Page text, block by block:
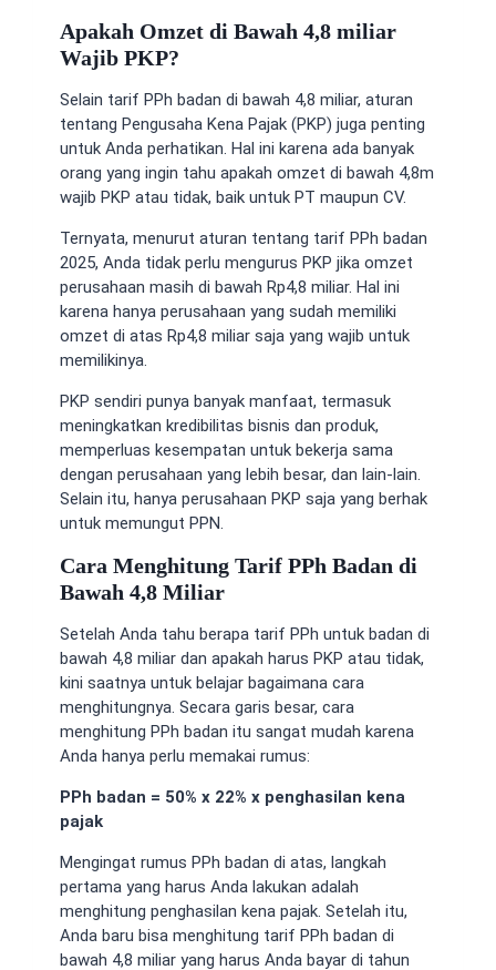
Apakah Omzet di Bawah 4,8 miliar
Wajib PKP?
Selain tarif PPh badan di bawah 4,8 miliar, aturan
tentang Pengusaha Kena Pajak (PKP) juga penting
untuk Anda perhatikan. Hal ini karena ada banyak
orang yang ingin tahu apakah omzet di bawah 4,8m
wajib PKP atau tidak, baik untuk PT maupun CV.
Ternyata, menurut aturan tentang tarif PPh badan
2025, Anda tidak perlu mengurus PKP jika omzet
perusahaan masih di bawah Rp4,8 miliar. Hal ini
karena hanya perusahaan yang sudah memiliki
omzet di atas Rp4,8 miliar saja yang wajib untuk
memilikinya.
PKP sendiri punya banyak manfaat, termasuk
meningkatkan kredibilitas bisnis dan produk,
memperluas kesempatan untuk bekerja sama
dengan perusahaan yang lebih besar, dan lain-lain.
Selain itu, hanya perusahaan PKP saja yang berhak
untuk memungut PPN.
Cara Menghitung Tarif PPh Badan di
Bawah 4,8 Miliar
Setelah Anda tahu berapa tarif PPh untuk badan di
bawah 4,8 miliar dan apakah harus PKP atau tidak,
kini saatnya untuk belajar bagaimana cara
menghitungnya. Secara garis besar, cara
menghitung PPh badan itu sangat mudah karena
Anda hanya perlu memakai rumus:
PPh badan = 50% x 22% x penghasilan kena
pajak
Mengingat rumus PPh badan di atas, langkah
pertama yang harus Anda lakukan adalah
menghitung penghasilan kena pajak. Setelah itu,
Anda baru bisa menghitung tarif PPh badan di
bawah 4,8 miliar yang harus Anda bayar di tahun